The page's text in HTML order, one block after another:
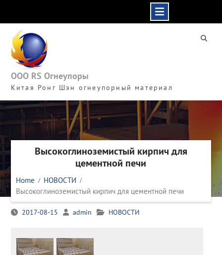
content
ООО RS Огнеупоры
Китая Ронг Шэн огнеупорный материал
Высокоглиноземистый кирпич для
цементной печи
Home
НОВОСТИ
Высокоглиноземистый кирпич для цементной печи
2017-08-15 admin НОВОСТИ